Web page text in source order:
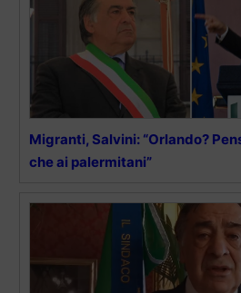
Migranti, Salvini: “Orlando?
che ai palermitani”